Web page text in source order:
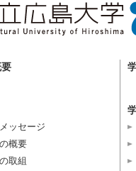
ッセージ
概要
取組